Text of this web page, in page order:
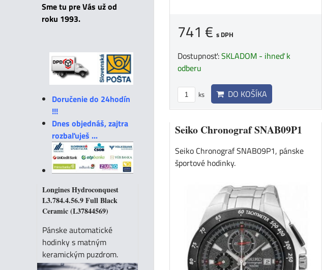
741 € s DPH
Dostupnosť:SKLADOM - ihneď k
odberu
ks DO KOŠÍKA
Seiko Chronograf SNAB09P1
Seiko Chronograf SNAB09P1, pánske
športové hodinky.
Sme tu pre Vás už od
roku 1993.
Doručenie do 24hodín
!!!
Dnes objednáš, zajtra
rozbaľuješ ...
Longines Hydroconquest
L3.784.4.56.9 Full Black
Ceramic (L37844569)
Pánske automatické
hodinky s matným
keramickým puzdrom.